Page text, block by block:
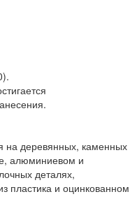
на деревянных, каменных
алюминиевом и
деталях,
пластика и оцинкованном